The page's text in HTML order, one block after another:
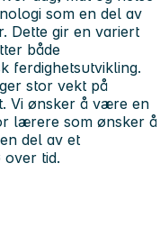
som en del av
Dette gir en variert
både
ferdighetsutvikling.
stor vekt på
Vi ønsker å være en
lærere som ønsker å
del av et
over tid.